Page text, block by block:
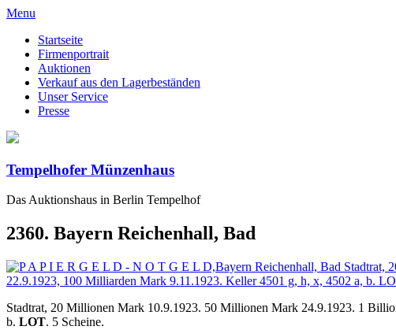
Menu
Startseite
Firmenportrait
Auktionen
Verkauf aus den Lagerbeständen
Unser Service
Presse
Tempelhofer Münzenhaus
Das Auktionshaus in Berlin Tempelhof
2360. Bayern Reichenhall, Bad
Stadtrat, 20 Millionen Mark 10.9.1923. 50 Millionen Mark 24.9.1923. 1
b. LOT. 5 Scheine.